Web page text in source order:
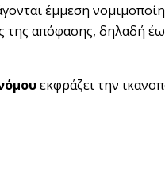
έμμεση
της απόφασης, δηλαδή
εκφράζει την